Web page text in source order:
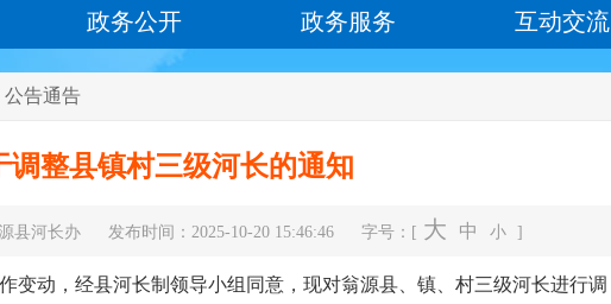
政务公开 政务服务 互动交流
公告通告
调整县镇村三级河长的通知
县河长办 发布时间：2025-10-20 15:46:46 字号：[ 大 中 小 ]
动，经县河长制领导小组同意，现对翁源县、镇、村三级河长进行调